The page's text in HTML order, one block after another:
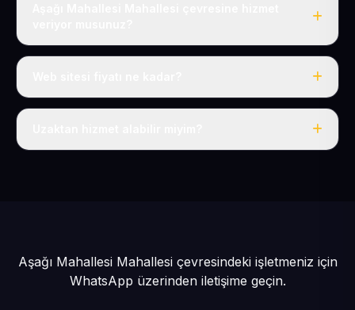
Evet, Aşağı Mahallesi dahil tüm Hacılar ve Hacılar
Tek fiyat: yılda 50 USD + KDV, her şey dahil.
Aşağı Mahallesi Mahallesi çevresindeki işletmeniz için
WhatsApp üzerinden iletişime geçin.